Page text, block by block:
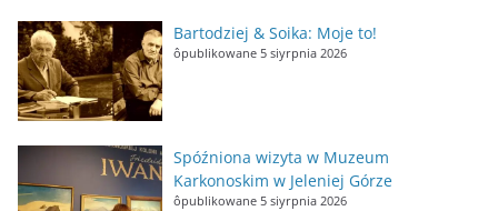
Bartodziej & Soika: Moje to!
ôpublikowane 5 siyrpnia 2026
Spóźniona wizyta w Muzeum
Karkonoskim w Jeleniej Górze
ôpublikowane 5 siyrpnia 2026